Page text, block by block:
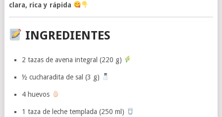
clara, rica y rápida
INGREDIENTES
2 tazas de avena integral (220 g)
½ cucharadita de sal (3 g)
4 huevos
1 taza de leche templada (250 ml)